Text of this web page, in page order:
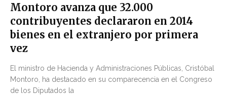
Montoro avanza que 32.000
contribuyentes declararon en 2014
bienes en el extranjero por primera
vez
El ministro de Hacienda y Administraciones Públicas, Cristóbal
Montoro, ha destacado en su comparecencia en el Congreso
de los Diputados​ la